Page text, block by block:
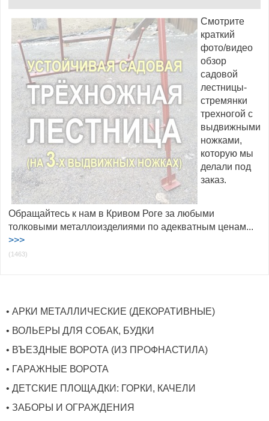
Смотрите
краткий
фото/видео
обзор
садовой
лестницы-
стремянки
трехногой с
выдвижными
ножками,
которую мы
делали под
заказ.
Обращайтесь к нам в Кривом Роге за любыми
толковыми металлоизделиями по адекватным ценам...
>>>
(1463)
• АРКИ МЕТАЛЛИЧЕСКИЕ (ДЕКОРАТИВНЫЕ)
• ВОЛЬЕРЫ ДЛЯ СОБАК, БУДКИ
• ВЪЕЗДНЫЕ ВОРОТА (ИЗ ПРОФНАСТИЛА)
• ГАРАЖНЫЕ ВОРОТА
• ДЕТСКИЕ ПЛОЩАДКИ: ГОРКИ, КАЧЕЛИ
• ЗАБОРЫ И ОГРАЖДЕНИЯ